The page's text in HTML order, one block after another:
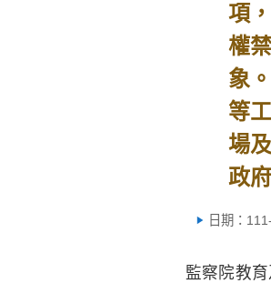
項
權
象
等
場
政
日期：
監察院教